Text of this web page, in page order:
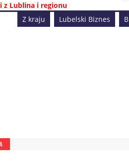
z Lublina i regionu
Z kraju Lubelski Biznes